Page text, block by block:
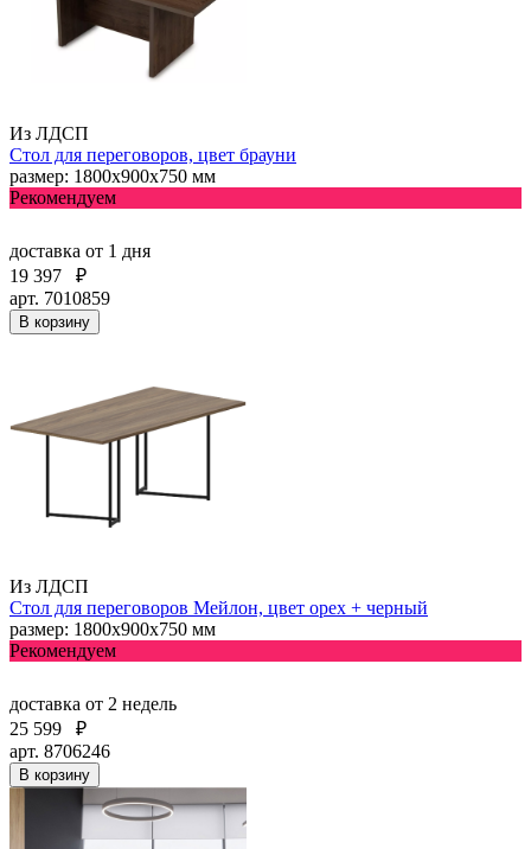
Из ЛДСП
Стол для переговоров, цвет брауни
размер: 1800х900х750 мм
Рекомендуем
доставка от 1 дня
19 397
₽
арт. 7010859
В корзину
Из ЛДСП
Стол для переговоров Мейлон, цвет орех + черный
размер: 1800х900х750 мм
Рекомендуем
доставка от 2 недель
25 599
₽
арт. 8706246
В корзину